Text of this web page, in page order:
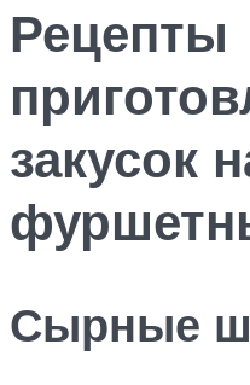
Рецепты
закусок
Сырные